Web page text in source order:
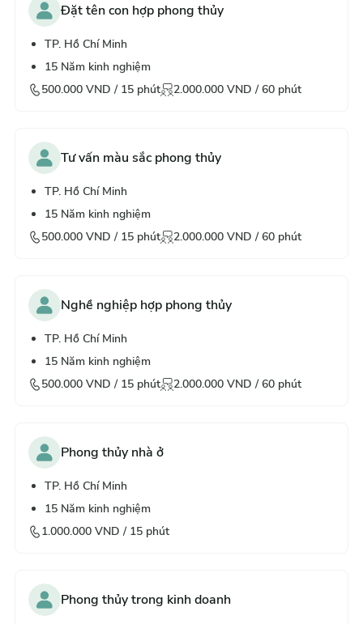
Đặt tên con hợp phong thủy
TP. Hồ Chí Minh
15 Năm kinh nghiệm
500.000 VND / 15 phút 2.000.000 VND /60 phút
Tư vấn màu sắc phong thủy
TP. Hồ Chí Minh
15 Năm kinh nghiệm
500.000 VND / 15 phút 2.000.000 VND /60 phút
Nghề nghiệp hợp phong thủy
TP. Hồ Chí Minh
15 Năm kinh nghiệm
500.000 VND / 15 phút 2.000.000 VND /60 phút
Phong thủy nhà ở
TP. Hồ Chí Minh
15 Năm kinh nghiệm
1.000.000 VND / 15 phút
Phong thủy trong kinh doanh